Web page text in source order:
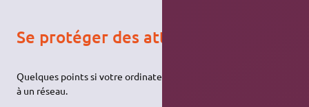
Se protéger des attaques distantes
Quelques points si votre ordinateur est connecté à Internet ou
à un réseau.